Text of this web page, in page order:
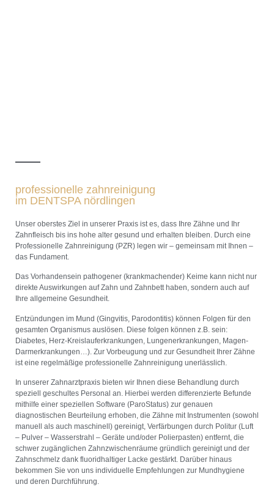
professionelle zahnreinigung
im DENTSPA nördlingen
Unser oberstes Ziel in unserer Praxis ist es, dass Ihre Zähne und Ihr
Zahnfleisch bis ins hohe alter gesund und erhalten bleiben. Durch eine
Professionelle Zahnreinigung (PZR) legen wir – gemeinsam mit Ihnen –
das Fundament.
Das Vorhandensein pathogener (krankmachender) Keime kann nicht nur
direkte Auswirkungen auf Zahn und Zahnbett haben, sondern auch auf
Ihre allgemeine Gesundheit.
Entzündungen im Mund (Gingvitis, Parodontitis) können Folgen für den
gesamten Organismus auslösen. Diese folgen können z.B. sein:
Diabetes, Herz-Kreislauferkrankungen, Lungenerkrankungen, Magen-
Darmerkrankungen…). Zur Vorbeugung und zur Gesundheit Ihrer Zähne
ist eine regelmäßige professionelle Zahnreinigung unerlässlich.
In unserer Zahnarztpraxis bieten wir Ihnen diese Behandlung durch
speziell geschultes Personal an. Hierbei werden differenzierte Befunde
mithilfe einer speziellen Software (ParoStatus) zur genauen
diagnostischen Beurteilung erhoben, die Zähne mit Instrumenten (sowohl
manuell als auch maschinell) gereinigt, Verfärbungen durch Politur (Luft
– Pulver – Wasserstrahl – Geräte und/oder Polierpasten) entfernt, die
schwer zugänglichen Zahnzwischenräume gründlich gereinigt und der
Zahnschmelz dank fluoridhaltiger Lacke gestärkt. Darüber hinaus
bekommen Sie von uns individuelle Empfehlungen zur Mundhygiene
und deren Durchführung.